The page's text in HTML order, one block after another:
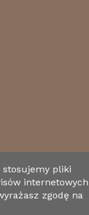
zastrzeżone
stosujemy pliki
internetowych
zgodę na